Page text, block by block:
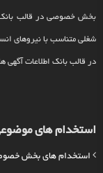
بخش خصوصی در قالب بانک
شغلی متناسب با نیروهای
در قالب بانک اطلاعات
استخدام های موضوعی
استخدام های بخش